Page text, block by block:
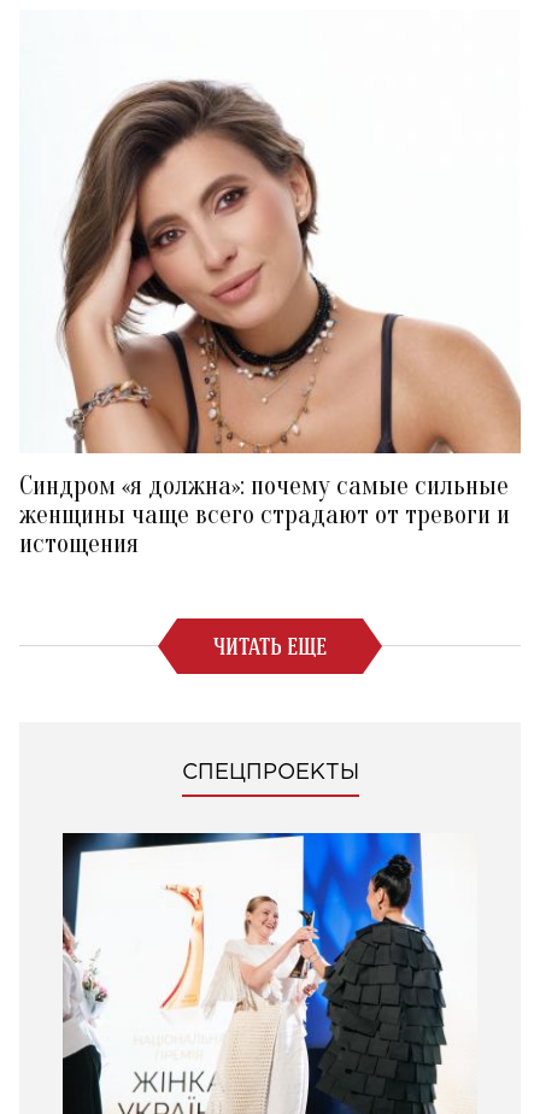
Синдром «я должна»: почему самые сильные
женщины чаще всего страдают от тревоги и
истощения
ЧИТАТЬ ЕЩЕ
СПЕЦПРОЕКТЫ